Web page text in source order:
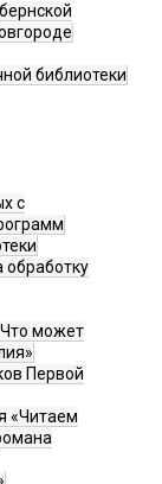
библиотеки
с
обработку
может
Первой
«Читаем